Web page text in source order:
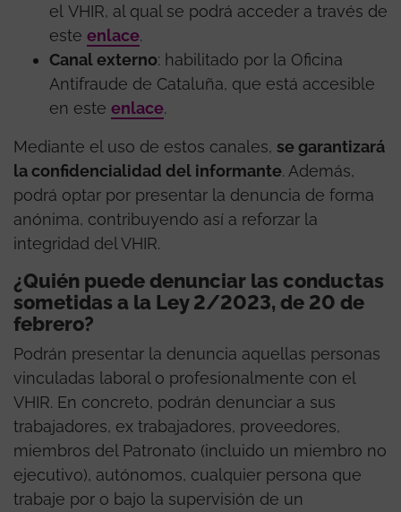
el VHIR, al qual se podrá acceder a través de
este enlace.
Canal externo: habilitado por la Oficina
Antifraude de Cataluña, que está accesible
en este enlace.
Mediante el uso de estos canales, se garantizará
la confidencialidad del informante. Además,
podrá optar por presentar la denuncia de forma
anónima, contribuyendo así a reforzar la
integridad del VHIR.
¿Quién puede denunciar las conductas
sometidas a la Ley 2/2023, de 20 de
febrero?
Podrán presentar la denuncia aquellas personas
vinculadas laboral o profesionalmente con el
VHIR. En concreto, podrán denunciar a sus
trabajadores, ex trabajadores, proveedores,
miembros del Patronato (incluido un miembro no
ejecutivo), autónomos, cualquier persona que
trabaje por o bajo la supervisión de un